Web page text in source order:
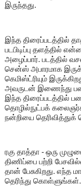
இருந்தது.
இந்த திரைப்படத்தில்
படபிடிப்பு தளத்தில்
அழைப்பார்.‌ படத்தில்
சென்ஸ் அபாரமாக
கெமிஸ்ட்ரியும்
அவருடன் இணைந்து
இந்த திரைப்படத்தில்
தொழில்நுட்பக்
நன்றியை
ரகு தாத்தா - ஒரு
திணிப்பை பற்றி
தான் பேசுகிறது.‌ எந்த
தெரிந்து கொள்ளுங்கள்.